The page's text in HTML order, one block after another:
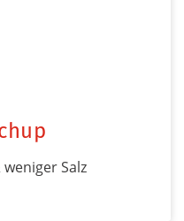
Salz